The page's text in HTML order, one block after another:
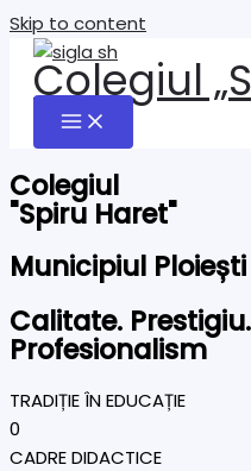
Skip to content
Colegiul
Colegiul
"Spiru Haret"
Municipiul Ploiești
Calitate.
Profesionalism
TRADIȚIE ÎN EDUCAȚIE
0
CADRE DIDACTICE